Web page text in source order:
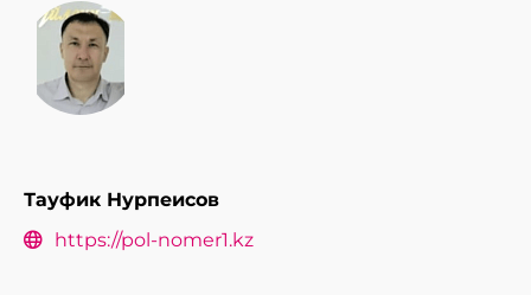
Тауфик Нурпеисов
https://pol-nomer1.kz